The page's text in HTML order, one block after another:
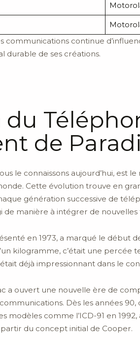
communications continue
durable de ses créations.
du
de
le connaissons aujourd’hui, est
Cette évolution trouve en
génération successive de
de manière à intégrer de
en 1973, a marqué le début
kilogramme, c’était une percée
déjà impressionnant dans le
a ouvert une nouvelle ère de
Dès les années
modèles comme l’ICD-91 en
du concept initial de Cooper.